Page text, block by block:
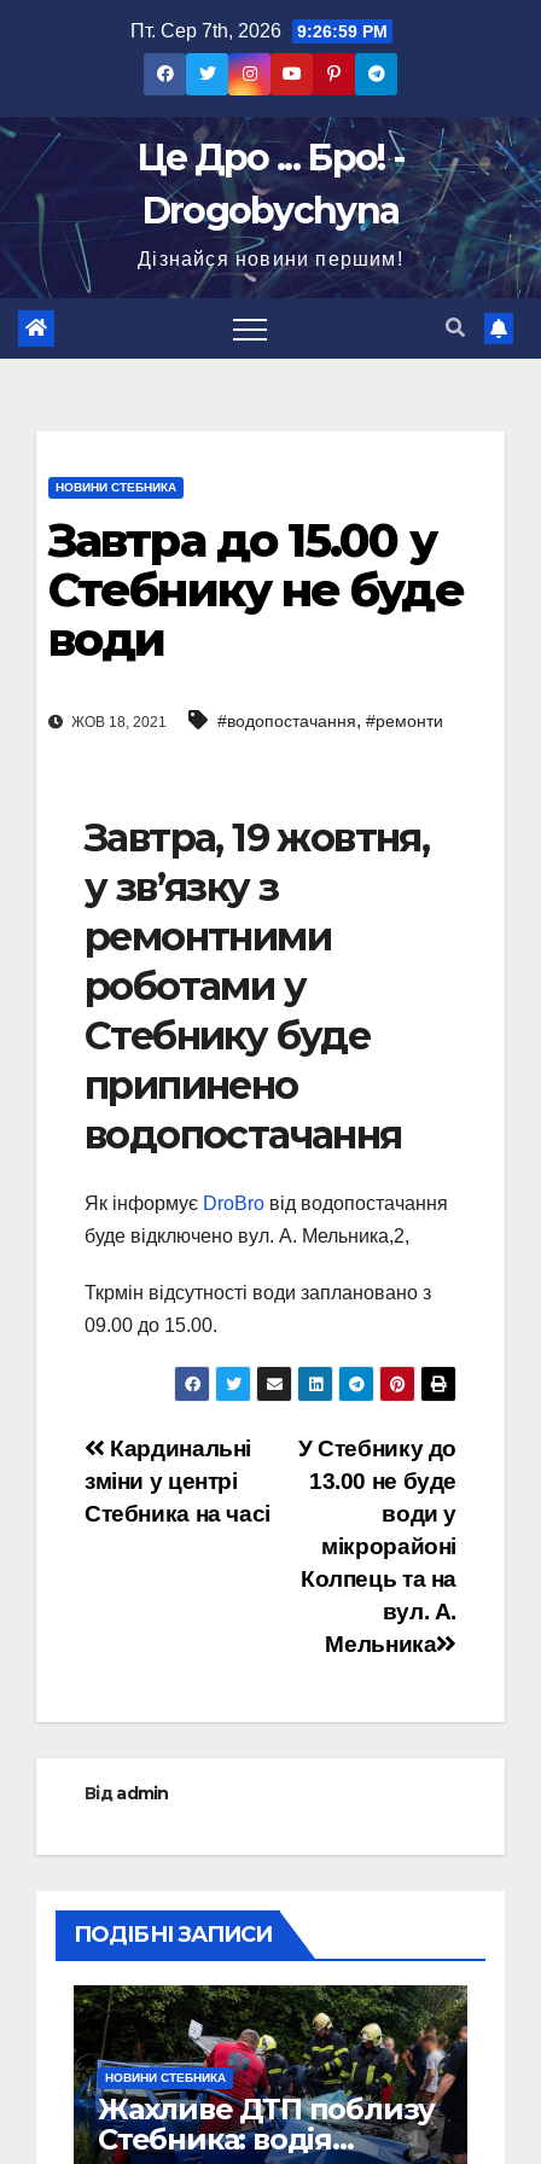
Пт. Сер 7th, 2026 9:27:00 PM
Це Дро ... Бро! -
Drogobychyna
Дізнайся новини першим!
НОВИНИ СТЕБНИКА
Завтра до 15.00 у
Стебнику не буде
води
ЖОВ 18, 2021 #водопостачання, #ремонти
Завтра, 19 жовтня,
у зв’язку з
ремонтними
роботами у
Стебнику буде
припинено
водопостачання
Як інформує DroBro від водопостачання
буде відключено вул. А. Мельника,2,
Ткрмін відсутності води заплановано з
09.00 до 15.00.
Навігація
записів
У Стебнику до
13.00 не буде
води у
мікрорайоні
Колпець та на
вул. А.
Мельника
Кардинальні
зміни у центрі
Стебника на часі
Відadmin
ПОДІБНІ ЗАПИСИ
НОВИНИ СТЕБНИКА
Жахливе ДТП поблизу
Стебника: водія